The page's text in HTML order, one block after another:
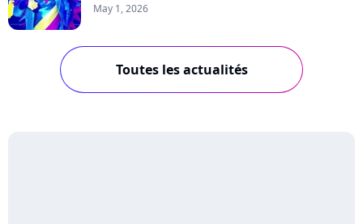
May 1, 2026
Toutes les actualités